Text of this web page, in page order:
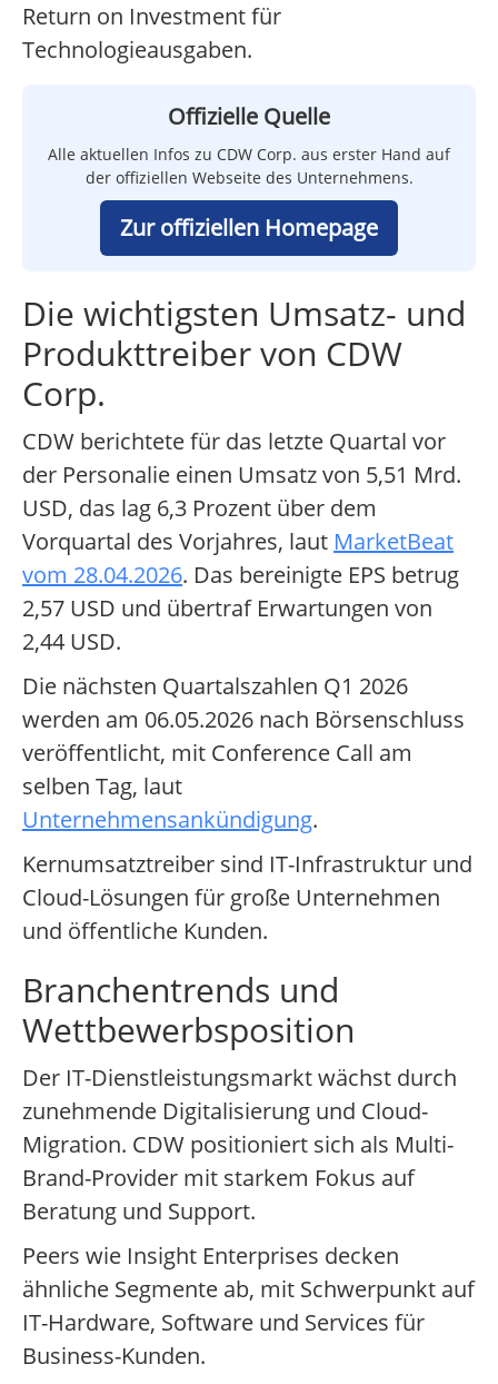
Return on Investment für
Technologieausgaben.
Offizielle Quelle
Alle aktuellen Infos zu CDW Corp. aus erster Hand auf
der offiziellen Webseite des Unternehmens.
Zur offiziellen Homepage
Die wichtigsten Umsatz- und
Produkttreiber von CDW
Corp.
CDW berichtete für das letzte Quartal vor
der Personalie einen Umsatz von 5,51 Mrd.
USD, das lag 6,3 Prozent über dem
Vorquartal des Vorjahres, laut MarketBeat
vom 28.04.2026. Das bereinigte EPS betrug
2,57 USD und übertraf Erwartungen von
2,44 USD.
Die nächsten Quartalszahlen Q1 2026
werden am 06.05.2026 nach Börsenschluss
veröffentlicht, mit Conference Call am
selben Tag, laut
Unternehmensankündigung.
Kernumsatztreiber sind IT-Infrastruktur und
Cloud-Lösungen für große Unternehmen
und öffentliche Kunden.
Branchentrends und
Wettbewerbsposition
Der IT-Dienstleistungsmarkt wächst durch
zunehmende Digitalisierung und Cloud-
Migration. CDW positioniert sich als Multi-
Brand-Provider mit starkem Fokus auf
Beratung und Support.
Peers wie Insight Enterprises decken
ähnliche Segmente ab, mit Schwerpunkt auf
IT-Hardware, Software und Services für
Business-Kunden.